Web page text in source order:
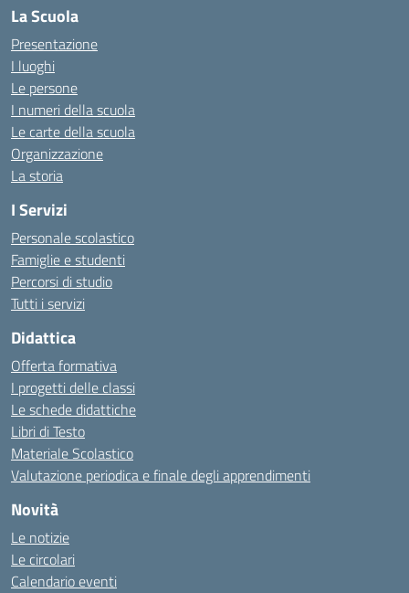
La Scuola
Presentazione
I luoghi
Le persone
I numeri della scuola
Le carte della scuola
Organizzazione
La storia
I Servizi
Personale scolastico
Famiglie e studenti
Percorsi di studio
Tutti i servizi
Didattica
Offerta formativa
I progetti delle classi
Le schede didattiche
Libri di Testo
Materiale Scolastico
Valutazione periodica e finale degli apprendimenti
Novità
Le notizie
Le circolari
Calendario eventi